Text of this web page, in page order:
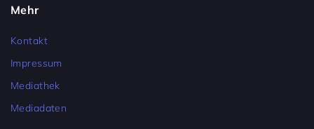
Mehr
Kontakt
Impressum
Mediathek
Mediadaten